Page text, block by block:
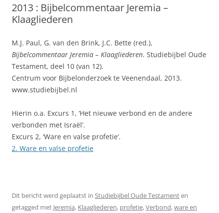
2013 : Bijbelcommentaar Jeremia –
Klaagliederen
M.J. Paul, G. van den Brink, J.C. Bette (red.),
Bijbelcommentaar Jeremia – Klaagliederen. Studiebijbel Oude
Testament, deel 10 (van 12).
Centrum voor Bijbelonderzoek te Veenendaal, 2013.
www.studiebijbel.nl
Hierin o.a. Excurs 1, ‘Het nieuwe verbond en de andere
verbonden met Israël’.
Excurs 2, ‘Ware en valse profetie’.
2. Ware en valse profetie
Dit bericht werd geplaatst in Studiebijbel Oude Testamenten
getagged met Jeremia, Klaagliederen, profetie,Verbond,ware en